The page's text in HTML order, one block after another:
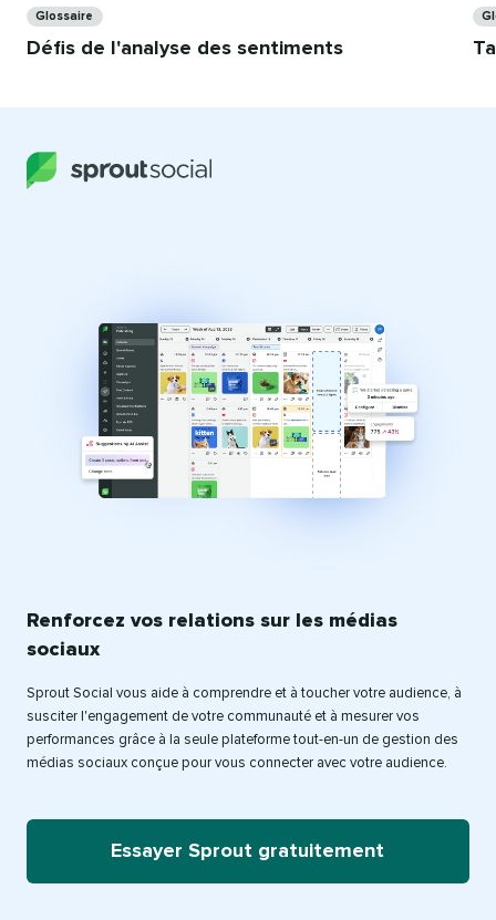
Glossaire​​
Défis de l'analyse des sentiments​​
Renforcez vos relations sur les médias
sociaux​​
Sprout Social vous aide à comprendre et à toucher votre audience, à
susciter l'engagement de votre communauté et à mesurer vos
performances grâce à la seule plateforme tout-en-un de gestion des
médias sociaux conçue pour vous connecter avec votre audience.​​
Essayer Sprout gratuitement​​